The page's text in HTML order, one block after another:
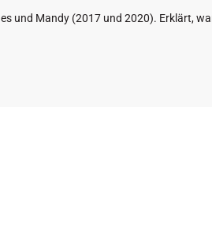
und Mandy (2017 und 2020). Erklärt,